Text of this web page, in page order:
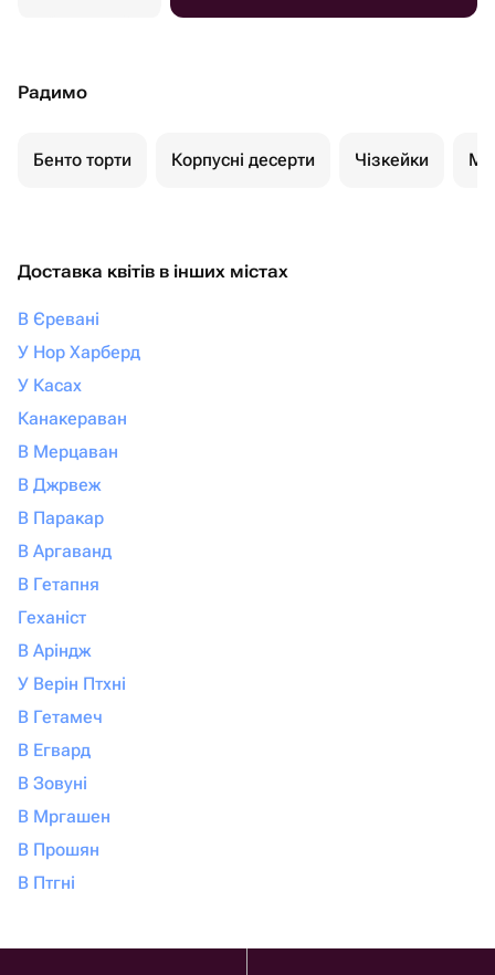
Радимо
Бенто торти Корпусні десерти Чізкейки
Доставка квітів в інших містах
В Єревані
У Нор Харберд
У Касах
Канакераван
В Мерцаван
В Джрвеж
В Паракар
В Аргаванд
В Гетапня
Геханіст
В Аріндж
У Верін Птхні
В Гетамеч
В Егвард
В Зовуні
В Мргашен
В Прошян
В Птгні